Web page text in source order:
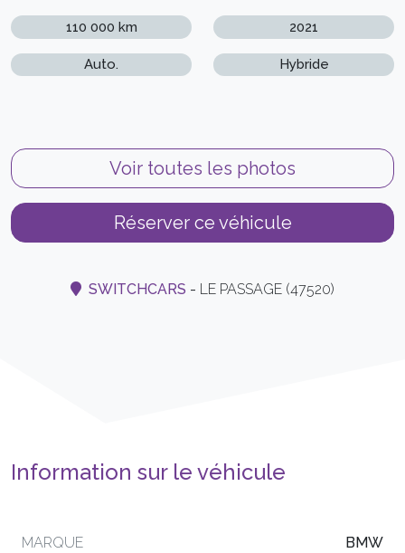
110 000 km 2021
Auto. Hybride
Voir toutes les photos
Réserver ce véhicule
SWITCHCARS - LE PASSAGE (47520)
Information sur le véhicule
MARQUE BMW